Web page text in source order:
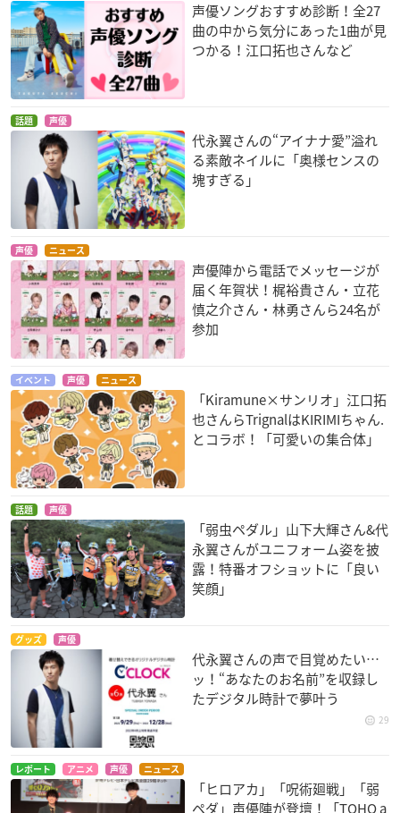
声優ソングおすすめ診断！全27
曲の中から気分にあった1曲が見
つかる！江口拓也さんなど
話題 声優
代永翼さんの“アイナナ愛”溢れ
る素敵ネイルに「奥様センスの
塊すぎる」
声優 ニュース
声優陣から電話でメッセージが
届く年賀状！梶裕貴さん・立花
慎之介さん・林勇さんら24名が
参加
イベント 声優 ニュース
「Kiramune×サンリオ」江口拓
也さんらTrignalはKIRIMIちゃん.
とコラボ！「可愛いの集合体」
話題 声優
「弱虫ペダル」山下大輝さん&代
永翼さんがユニフォーム姿を披
露！特番オフショットに「良い
笑顔」
グッズ 声優
代永翼さんの声で目覚めたい…
ッ！“あなたのお名前”を収録し
たデジタル時計で夢叶う
29
レポート アニメ 声優 ニュース
「ヒロアカ」「呪術廻戦」「弱
ペダ」声優陣が登壇！「TOHO a